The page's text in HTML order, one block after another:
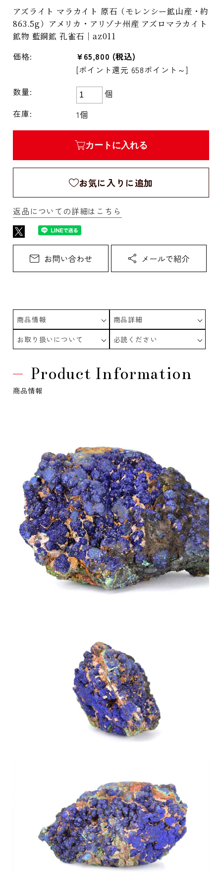
アズライト マラカイト 原石（モレンシー鉱山産・約
863.5g）アメリカ・アリゾナ州産 アズロマラカイト
鉱物 藍銅鉱 孔雀石｜az011
価格: ¥65,800 (税込)
[ポイント還元 658ポイント～]
数量:
個
在庫:
1個
カートに入れる
お気に入りに追加
返品についての詳細はこちら
商品情報
商品詳細
お取り扱いについて
必読ください
Product Information
商品情報